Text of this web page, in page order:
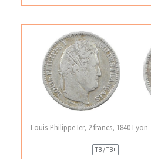
Louis-Philippe Ier, 2 francs, 1840 Lyon
TB / TB+